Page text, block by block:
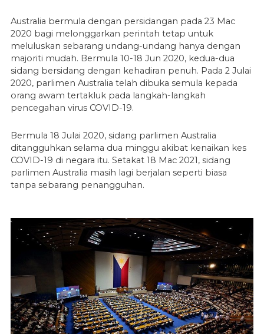
Australia bermula dengan persidangan pada 23 Mac
2020 bagi melonggarkan perintah tetap untuk
meluluskan sebarang undang-undang hanya dengan
majoriti mudah. Bermula 10-18 Jun 2020, kedua-dua
sidang bersidang dengan kehadiran penuh. Pada 2 Julai
2020, parlimen Australia telah dibuka semula kepada
orang awam tertakluk pada langkah-langkah
pencegahan virus COVID-19.
Bermula 18 Julai 2020, sidang parlimen Australia
ditangguhkan selama dua minggu akibat kenaikan kes
COVID-19 di negara itu. Setakat 18 Mac 2021, sidang
parlimen Australia masih lagi berjalan seperti biasa
tanpa sebarang penangguhan.